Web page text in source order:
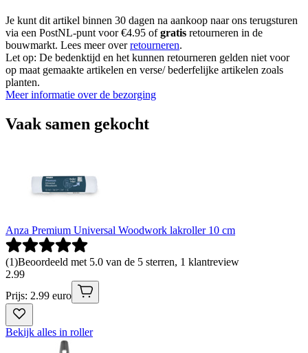
Je kunt dit artikel binnen 30 dagen na aankoop naar ons terugsturen
via een PostNL-punt voor €4.95 ofgratis retourneren in de
bouwmarkt. Lees meer overretourneren.
Let op: De bedenktijd en het kunnen retourneren gelden niet voor
op maat gemaakte artikelen en verse/ bederfelijke artikelen zoals
planten.
Meer informatie over de bezorging
Vaak samen gekocht
Anza Premium Universal Woodwork lakroller 10 cm
(1)Beoordeeld met 5.0 van de 5 sterren, 1 klantreview
2.99
Prijs: 2.99 euro
Bekijk alles in roller